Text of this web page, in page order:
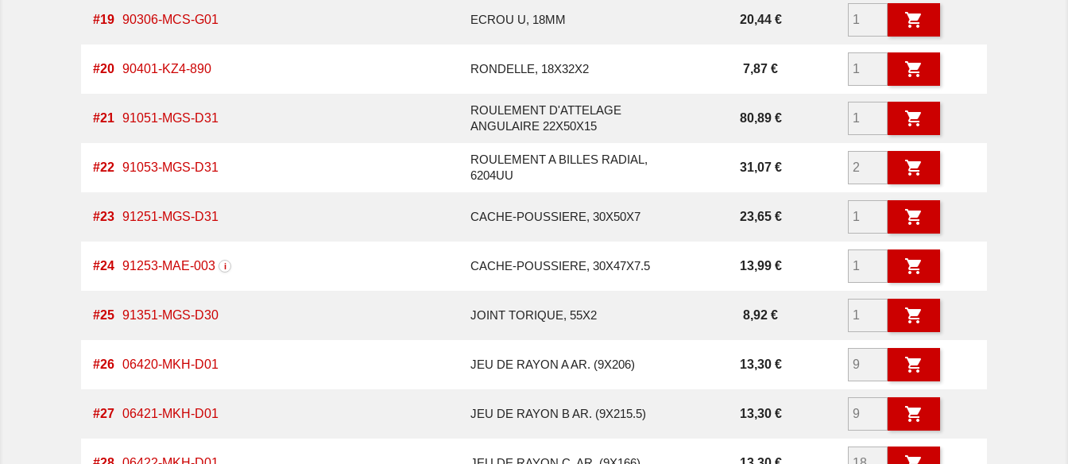
#19 90306-MCS-G01 ECROU U, 18MM Prix
20,44 € 
#20 90401-KZ4-890 RONDELLE, 18X32X2 Prix
7,87 € 
#21 91051-MGS-D31
ROULEMENT D'ATTELAGE
ANGULAIRE 22X50X15
Prix
80,89 € 
#22 91053-MGS-D31
ROULEMENT A BILLES RADIAL,
6204UU
Prix
31,07 € 
#23 91251-MGS-D31 CACHE-POUSSIERE, 30X50X7 Prix
23,65 € 
#24 91253-MAE-003 i CACHE-POUSSIERE, 30X47X7.5 Prix
13,99 € 
#25 91351-MGS-D30 JOINT TORIQUE, 55X2 Prix
8,92 € 
#26 06420-MKH-D01 JEU DE RAYON A AR. (9X206) Prix
13,30 € 
#27 06421-MKH-D01 JEU DE RAYON B AR. (9X215.5) Prix
13,30 € 